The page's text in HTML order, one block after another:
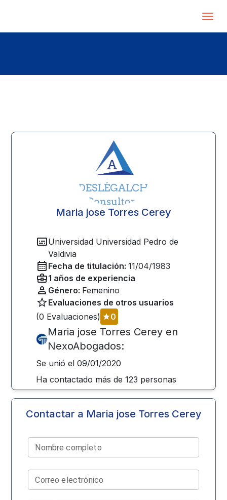
Maria jose Torres Cerey
Universidad Universidad Pedro de
Valdivia
Fecha de titulación: 11/04/1983
1 años de experiencia
Género: Femenino
Evaluaciones de otros usuarios
(0 Evaluaciones) 0
Maria jose Torres Cerey en
NexoAbogados:
Se unió el 09/01/2020
Ha contactado más de123 personas
Contactar a Maria jose Torres Cerey
Nombre completo
Correo electrónico